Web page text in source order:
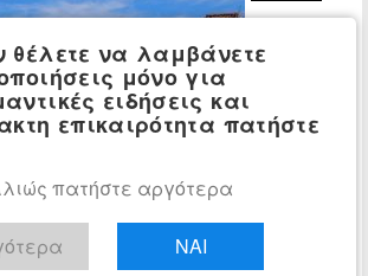
Κοινή
διευρυμένη
Οικονομικής Πολιτικής (ΚΥ.Σ.ΟΙ.Π.) και
Κοινωνικής Πολιτικής (ΚΥ.Σ.ΚΟΙ.Π.)
θέλετε να λαμβάνετε
μόνο για
ειδήσεις και
επικαιρότητα πατήστε
πατήστε αργότερα
ΝΑΙ